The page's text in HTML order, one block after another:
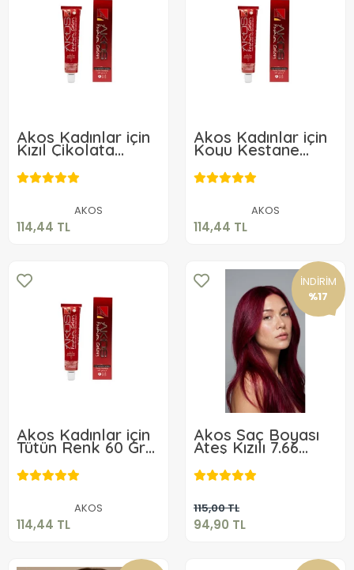
Akos Kadınlar için
Kızıl Çikolata
Kahve Renk 60 Gr
Saç Boyası Boya
No 4.62
AKOS
114,44 TL
114,44 TL
Akos Kadınlar için
Koyu Kestane
Akaju Renk Saç
Boyası 60 Gr 3.52
AKOS
114,44 TL
114,44 TL
Akos Kadınlar için
Tütün Renk 60 Gr
Boya No 6.9
AKOS
114,44 TL
114,44 TL
İNDİRİM
%17
Akos Saç Boyası
Ateş Kızılı 7.66
Profesyonel Tüp
Saç Boyası
115,00 TL
94,90 TL
94,90 TL